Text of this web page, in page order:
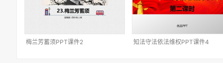
梅兰芳蓄须PPT课件2 知法守法依法维权PPT课件4